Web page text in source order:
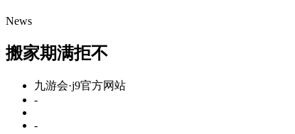
News
搬家期满拒不
九游会·j9官方网站
-
-